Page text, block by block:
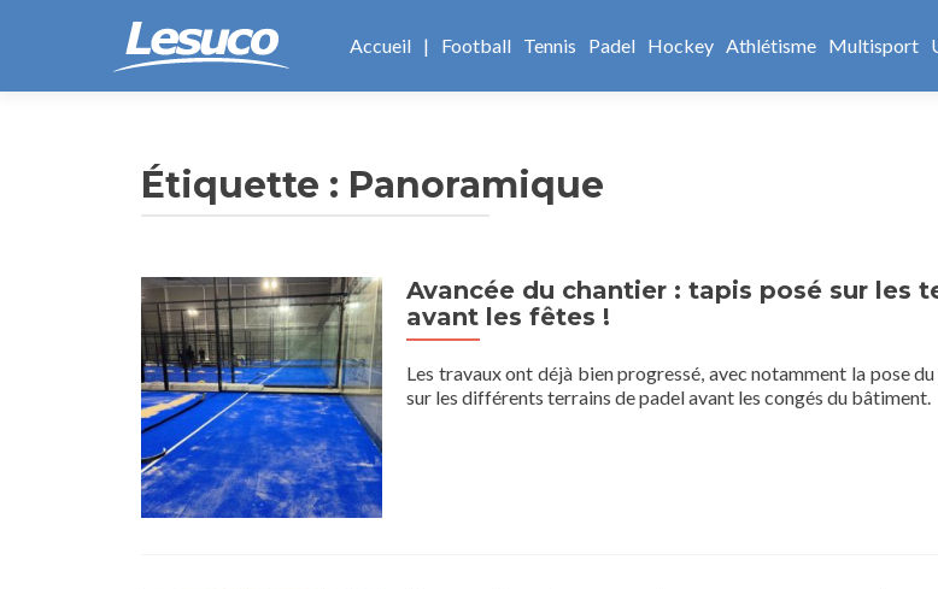
au
principal
Accueil | Football Tennis Padel Hockey Athlétisme Multisport
Étiquette : Panoramique
Avancée du chantier : tapis posé sur les
avant les fêtes !
Les travaux ont déjà bien progressé, avec notamment la pose
sur les différents terrains de padel avant les congés du bâtiment.